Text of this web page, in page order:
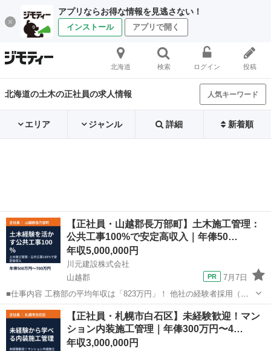
アプリならお得な情報を見逃さない！
インストール アプリで開く
北海道 検索 ログイン 投稿
北海道の土木の正社員の求人情報 人気キーワード
エリア ジャンル 詳細 新着順
【正社員・山越郡長万部町】土木施工管理：
公共工事100%で安定高収入｜年俸50…
年収5,000,000円
川元建設株式会社
山越郡
7月7日
■仕事内容 工務部の平均年収は「823万円」！ 他社の経験者採用（年
収800万円以上）に見劣りしない、圧倒的な給与水準と待遇を用意して
います。 「入社時は500万円前後でも、やればやるだけ評価され、将
来的に年収1000...
北海道 山越郡 土木 社員
【正社員・札幌市白石区】未経験歓迎！マン
ション内装施工管理｜年俸300万円〜4…
年収3,000,000円